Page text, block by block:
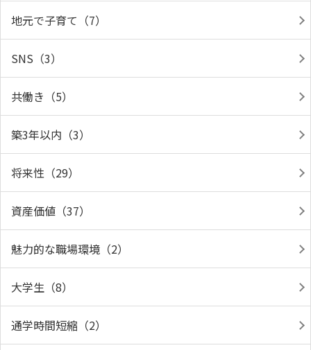
地元で子育て（7）
SNS（3）
共働き（5）
築3年以内（3）
将来性（29）
資産価値（37）
魅力的な職場環境（2）
大学生（8）
通学時間短縮（2）